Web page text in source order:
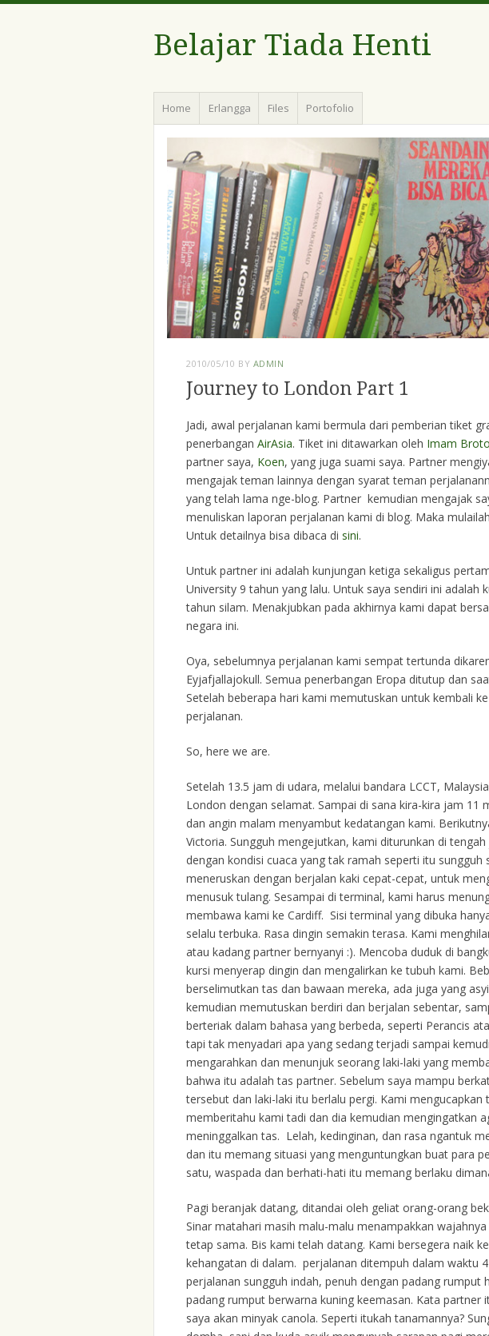
Belajar Tiada Henti
Menu
Skip
to
content
Home Erlangga Files Portofolio
2010/05/10 BY ADMIN
Journey to London Part 1
Jadi, awal perjalanan kami bermula dari pemberian tiket
penerbangan AirAsia. Tiket ini ditawarkan oleh Imam
partner saya, Koen, yang juga suami saya. Partner
mengajak teman lainnya dengan syarat teman
yang telah lama nge-blog. Partner kemudian mengajak
menuliskan laporan perjalanan kami di blog. Maka
Untuk detailnya bisa dibaca di sini.
Untuk partner ini adalah kunjungan ketiga sekaligus
University 9 tahun yang lalu. Untuk saya sendiri ini adalah
tahun silam. Menakjubkan pada akhirnya kami dapat
negara ini.
Oya, sebelumnya perjalanan kami sempat tertunda
Eyjafjallajokull. Semua penerbangan Eropa ditutup dan
Setelah beberapa hari kami memutuskan untuk kembali
perjalanan.
So, here we are.
Setelah 13.5 jam di udara, melalui bandara LCCT,
London dengan selamat. Sampai di sana kira-kira jam 11
dan angin malam menyambut kedatangan kami.
Victoria. Sungguh mengejutkan, kami diturunkan di
dengan kondisi cuaca yang tak ramah seperti itu sungguh
meneruskan dengan berjalan kaki cepat-cepat, untuk
menusuk tulang. Sesampai di terminal, kami harus
membawa kami ke Cardiff. Sisi terminal yang dibuka
selalu terbuka. Rasa dingin semakin terasa. Kami
atau kadang partner bernyanyi :). Mencoba duduk di
kursi menyerap dingin dan mengalirkan ke tubuh kami.
berselimutkan tas dan bawaan mereka, ada juga yang
kemudian memutuskan berdiri dan berjalan sebentar,
berteriak dalam bahasa yang berbeda, seperti Perancis
tapi tak menyadari apa yang sedang terjadi sampai
mengarahkan dan menunjuk seorang laki-laki yang
bahwa itu adalah tas partner. Sebelum saya mampu
tersebut dan laki-laki itu berlalu pergi. Kami
memberitahu kami tadi dan dia kemudian mengingatkan
meninggalkan tas. Lelah, kedinginan, dan rasa ngantuk
dan itu memang situasi yang menguntungkan buat para
satu, waspada dan berhati-hati itu memang berlaku
Pagi beranjak datang, ditandai oleh geliat orang-orang
Sinar matahari masih malu-malu menampakkan
tetap sama. Bis kami telah datang. Kami bersegera naik
kehangatan di dalam. perjalanan ditempuh dalam waktu
perjalanan sungguh indah, penuh dengan padang rumput
padang rumput berwarna kuning keemasan. Kata partner
saya akan minyak canola. Seperti itukah tanamannya?